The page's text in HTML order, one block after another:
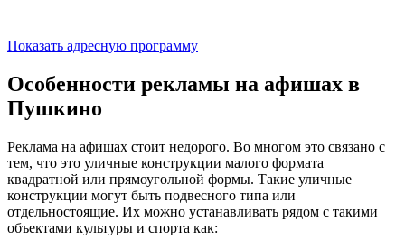
Показать адресную программу
Особенности рекламы на афишах в
Пушкино
Реклама на афишах стоит недорого. Во многом это связано с
тем, что это уличные конструкции малого формата
квадратной или прямоугольной формы. Такие уличные
конструкции могут быть подвесного типа или
отдельностоящие. Их можно устанавливать рядом с такими
объектами культуры и спорта как: